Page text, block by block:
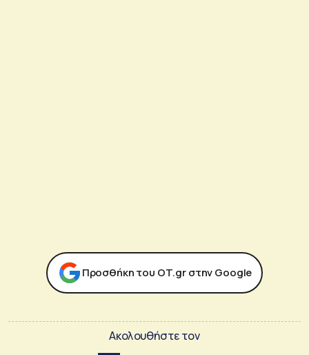
Προσθήκη του ΟΤ.gr στην Google
Ακολουθήστε τον